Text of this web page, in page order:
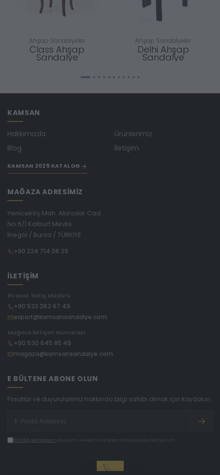
Ahşap Sandalyeler
Class Ahşap
Sandalye
Ahşap Sandalyeler
Delhi Ahşap
Sandalye
KAMSAN
Hakkımızda Ürünlerimiz
Blog İletişim
KAMSAN 2025 KATALOG
MAĞAZA ADRESİMİZ
Yeniceköy Mah. Akıncılar Cad.
No:6/1 Kalburt Mevkii
İnegöl / Bursa / TÜRKİYE
+90 224 714 06 29
İLETİŞİM
İhracat Satış Müdürü
+90 532 263 67 49
export@kamsansandalye.com
Mağaza İletişim Numarası
+90 530 645 85 49
magaza@kamsansandalye.com
E BÜLTENE ABONE OLUN
Fırsatlar ve duyurularımız hakkında bilgi sahibi olmak için kaydolun.
Gizlilik politikasını okudum ve elektronik posta almayı kabul ediyorum.